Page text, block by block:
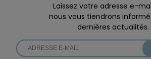
Laissez votre adresse e-
nous vous tiendrons
dernières actualités.